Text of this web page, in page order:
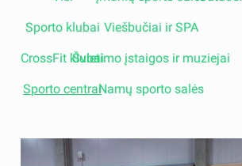
Sporto klubai
CrossFit klubai
Sporto centrai
Viešbučiai ir SPA
Švietimo įstaigos ir muziejai
Namų sporto salės